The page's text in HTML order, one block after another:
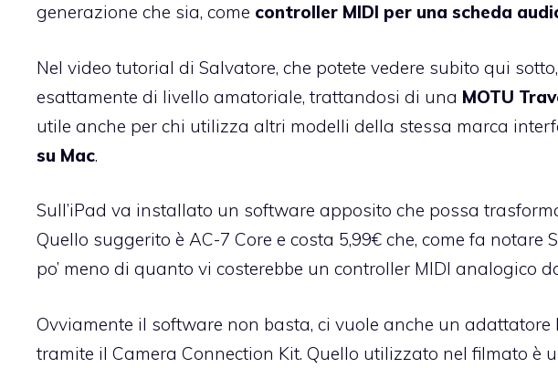
generazione che sia, come controller MIDI per una scheda
Nel video tutorial di Salvatore, che potete vedere subito qui
esattamente di livello amatoriale, trattandosi di una MOTU
utile anche per chi utilizza altri modelli della stessa marca
su Mac.
Sull’iPad va installato un software apposito che possa
Quello suggerito è AC-7 Core e costa 5,99€ che, come fa notare
po’ meno di quanto vi costerebbe un controller MIDI analogico
Ovviamente il software non basta, ci vuole anche un adattatore
tramite il Camera Connection Kit. Quello utilizzato nel filmato è